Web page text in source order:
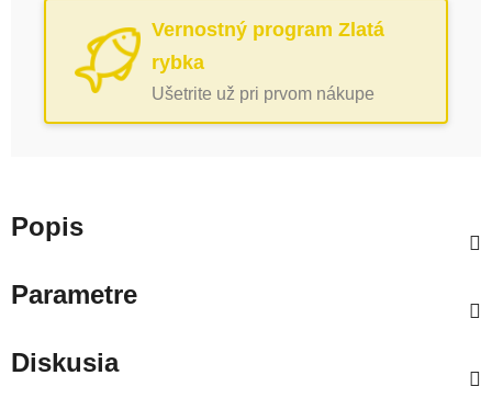
Vernostný program Zlatá
rybka
Ušetrite už pri prvom nákupe
Popis
Parametre
Diskusia